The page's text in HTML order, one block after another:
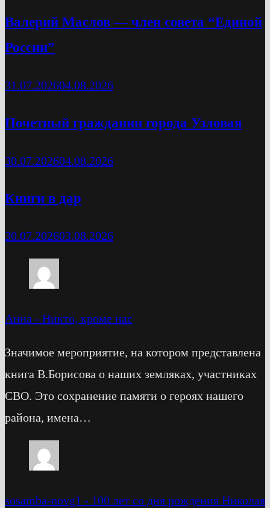
Валерий Маслов — член совета “Единой
России”
31.07.202604.08.2026
Почетный гражданин города Узловая
30.07.202604.08.2026
Книги в дар
30.07.202603.08.2026
Анна - Никто, кроме нас
Значимое мероприятие, на котором представлена
книга В.Борисова о наших земляках, участниках
СВО. Это сохранение памяти о героях нашего
района, имена…
sosamba-novg1 - 100 лет со дня рождения Николая